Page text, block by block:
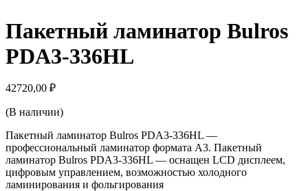
Пакетный ламинатор Bulros
PDA3-336HL
42720,00 ₽
(В наличии)
Пакетный ламинатор Bulros PDA3-336HL —
профессиональный ламинатор формата А3. Пакетный
ламинатор Bulros PDA3-336HL — оснащен LCD дисплеем,
цифровым управлением, возможностью холодного
ламинирования и фольгирования